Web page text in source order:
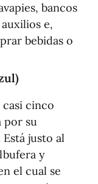
bancos
e,
bebidas o
casi cinco
por su
justo al
y
el cual se